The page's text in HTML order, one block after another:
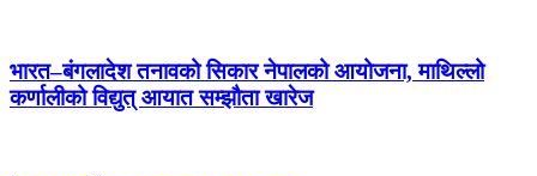
भारत–बंगलादेश तनावको सिकार नेपालको आयोजना, माथिल्लो
कर्णालीको विद्युत् आयात सम्झौता खारेज